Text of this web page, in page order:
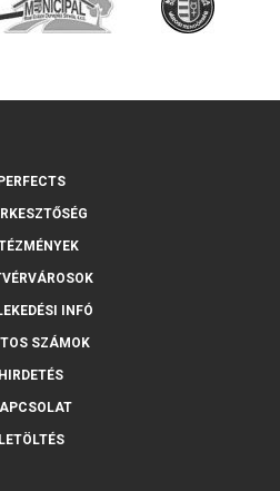
INFÓ
SZÁMOK
HIRDETÉS
LETÖLTÉS